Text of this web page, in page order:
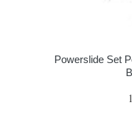
Powerslide Set